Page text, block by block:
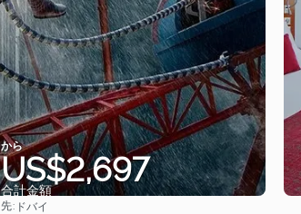
から
US$2,697
合計金額
先: ドバイ